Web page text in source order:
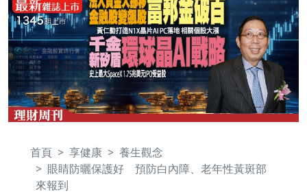
首頁 享健康
養生觀念
眼睛防曬保護好 預防白內障、老年性黃斑部
來報到